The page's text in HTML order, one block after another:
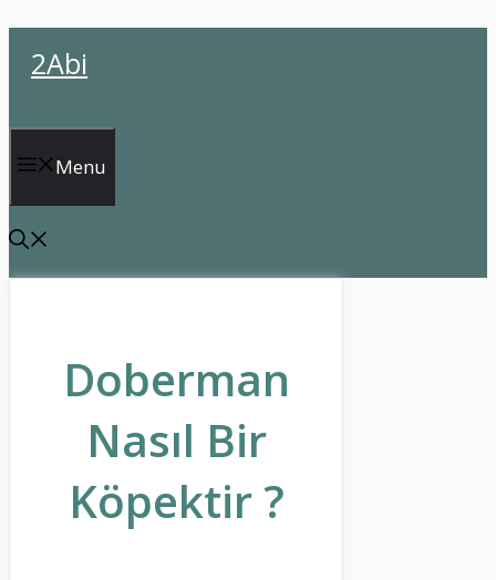
atla2Abi
Menu
Doberman
Nasıl Bir
Köpektir ?